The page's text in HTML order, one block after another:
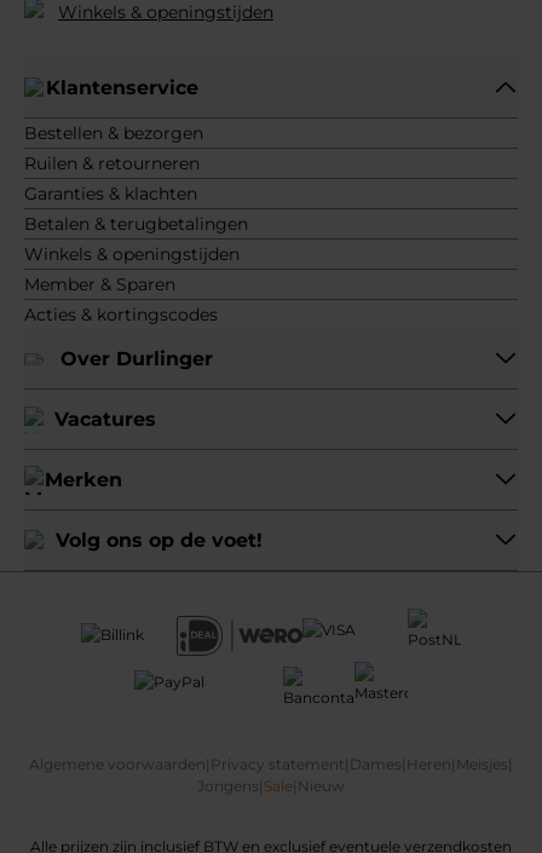
Winkels & openingstijden
Klantenservice
Bestellen & bezorgen
Ruilen & retourneren
Garanties & klachten
Betalen & terugbetalingen
Winkels & openingstijden
Member & Sparen
Acties & kortingscodes
Over Durlinger
Vacatures
Merken
Volg ons op de voet!
Algemene voorwaarden Privacy statement Dames Heren Meisjes
Jongens Sale Nieuw
Alle prijzen zijn inclusief BTW en exclusief eventuele verzendkosten